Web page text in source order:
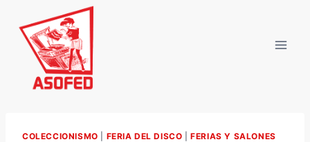
contenido
COLECCIONISMO FERIA DEL DISCO |FERIAS Y SALONES